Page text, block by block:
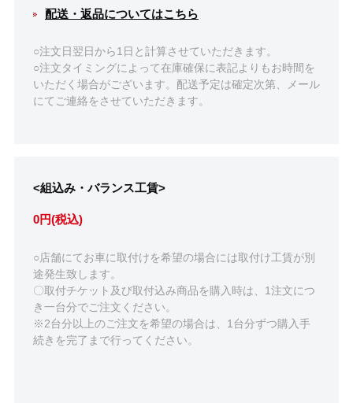
配送・返品についてはこちら
○注文日翌日から1日と計算させていただきます。
○注文タイミングによって在庫確保に表記よりもお時間を
いただく場合がございます。配送予定は確定次第、メール
にてご連絡をさせていただきます。
<組込み・バランス工賃>
0円(税込)
○店舗にてお車に取付けを希望の場合には取付け工賃が別
途発生致します。
〇取付チケット及び取付込み商品を購入時は、1注文につ
き一台分でご注文ください。
※2台分以上のご注文を希望の場合は、1台分ずつ購入手
続きを完了まで行ってください。